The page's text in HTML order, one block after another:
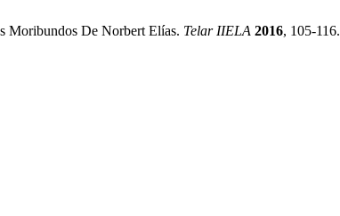
Moribundos De Norbert Elías. Telar IIELA 2016, 105-116.